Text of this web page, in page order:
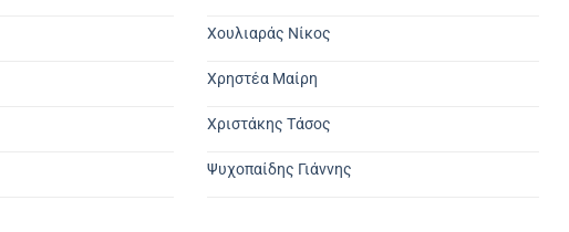
Χουλιαράς Νίκος
Χρηστέα Μαίρη
Χριστάκης Τάσος
Ψυχοπαίδης Γιάννης